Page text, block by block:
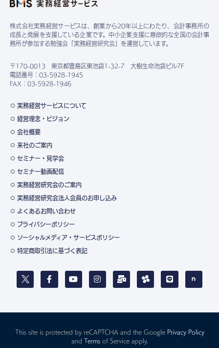
株式会社実務経営サービスは、創業から20年以上にわたり、会計事務所の
成長と発展を支援している企業です。中小企業支援に意欲的な全国の会計事
務所が参加する勉強会「実務経営研究会」を運営しています。
〒170-0013 東京都豊島区東池袋1-32-7 大樹生命池袋ビル7F
電話番号：03-5928-1945
FAX：03-5928-1946
実務経営サービスについて
経営理念・ビジョン
会社概要
来社のご案内
セミナー・見学会
セミナー動画配信
実務経営研究会のご案内
実務経営研究会法人会員のお申し込み
よくあるお問い合わせ
プライバシーポリシー
ソーシャルメディア・サービスポリシー
特定商取引法に基づく表記
This site is protected by reCAPTCHA and the Google Privacy Policy
and Terms of Service apply.